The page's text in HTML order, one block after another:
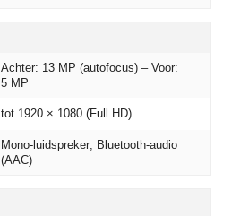
Achter: 13 MP (autofocus) – Voor:
5 MP
tot 1920 × 1080 (Full HD)
Mono‑luidspreker; Bluetooth‑audio
(AAC)